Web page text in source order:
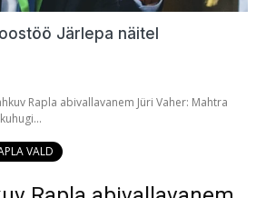
Järlepa näitel